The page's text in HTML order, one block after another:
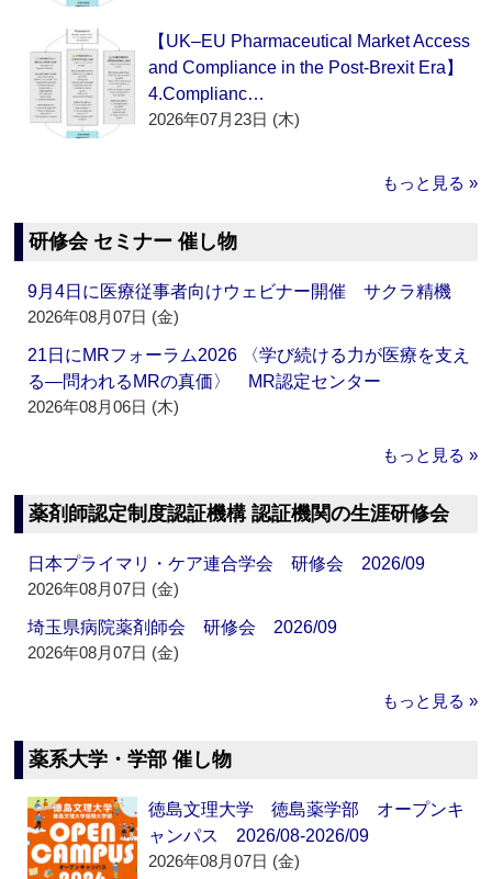
【UK–EU Pharmaceutical Market Access
and Compliance in the Post-Brexit Era】
4.Complianc…
2026年07月23日 (木)
もっと見る »
研修会 セミナー 催し物
9月4日に医療従事者向けウェビナー開催 サクラ精機
2026年08月07日 (金)
21日にMRフォーラム2026 〈学び続ける力が医療を支え
る―問われるMRの真価〉 MR認定センター
2026年08月06日 (木)
もっと見る »
薬剤師認定制度認証機構 認証機関の生涯研修会
日本プライマリ・ケア連合学会 研修会 2026/09
2026年08月07日 (金)
埼玉県病院薬剤師会 研修会 2026/09
2026年08月07日 (金)
もっと見る »
薬系大学・学部 催し物
徳島文理大学 徳島薬学部 オープンキ
ャンパス 2026/08-2026/09
2026年08月07日 (金)